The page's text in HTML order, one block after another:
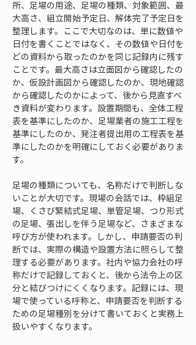
所、足場の用途、足場の種類、対象範囲、最
大高さ、組立開始予定日、解体完了予定日を
整理します。ここで大切なのは、単に数値や
日付を書くことではなく、その数値や日付を
どの資料から取ったのかを同じ記録内に残す
ことです。最大高さは立面図から確認したの
か、仮設計画図から確認したのか、現地確認
から確認したのかによって、後から見直すべ
き資料が変わります。設置期間も、全体工程
表を基準にしたのか、足場業者の施工工程を
基準にしたのか、発注者提出用の工程表を基
準にしたのかを明確にしておく必要がありま
す。
足場の種類についても、名称だけで判断しな
いことが大切です。現場の会話では、枠組足
場、くさび緊結式足場、単管足場、つり形式
の足場、張出しを伴う足場など、さまざまな
呼び方が使われます。しかし、申請要否の判
断では、実際の構造や設置方法に照らして整
理する必要があります。社内や協力会社の呼
称だけで記録しておくと、後から法令上の区
分と結びつけにくくなります。記録には、現
場で使っている呼称と、申請要否を判断する
ための足場種別を分けて書いておくと実務上
扱いやすくなります。